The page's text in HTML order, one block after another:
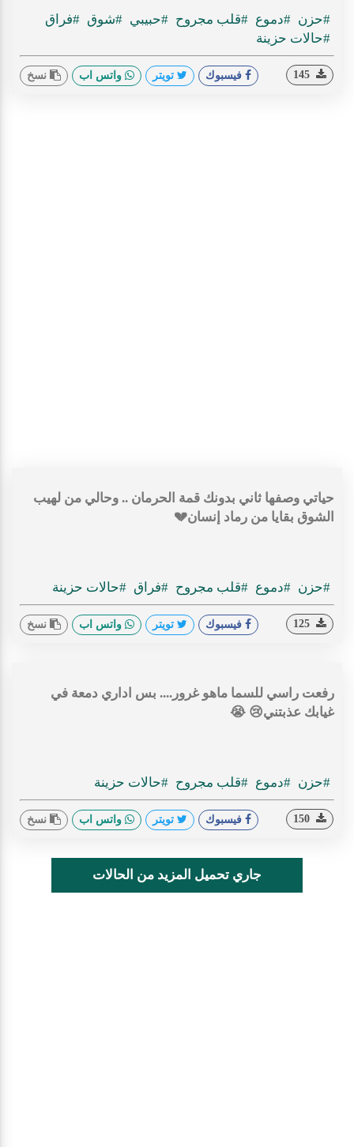
#حزن #دموع #قلب مجروح #حبيبي #شوق #فراق
#حالات حزينة
فيسبوك تويتر واتس اب نسخ
حياتي وصفها ثاني بدونك قمة الحرمان .. وحالي من لهيب
الشوق بقايا من رماد إنسان💔
#حزن #دموع #قلب مجروح #فراق #حالات حزينة
فيسبوك تويتر واتس اب نسخ
رفعت راسي للسما ماهو غرور.... بس اداري دمعة في
غيابك عذبتني😢 😭
#حزن #دموع #قلب مجروح #حالات حزينة
فيسبوك تويتر واتس اب نسخ
جاري تحميل المزيد من الحالات